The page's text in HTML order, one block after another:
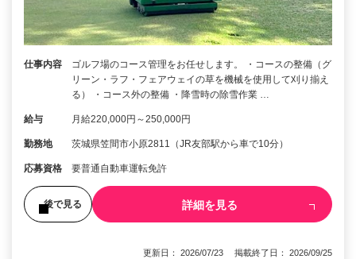
仕事内容
ゴルフ場のコース管理をお任せします。 ・コースの整備（グ
リーン・ラフ・フェアウェイの草を機械を使用して刈り揃え
る） ・コース外の整備 ・降雪時の除雪作業 …
給与 月給220,000円～250,000円
勤務地 茨城県笠間市小原2811（JR友部駅から車で10分）
応募資格 要普通自動車運転免許
後で見る 詳細を見る
更新日： 2026/07/23 掲載終了日： 2026/09/25